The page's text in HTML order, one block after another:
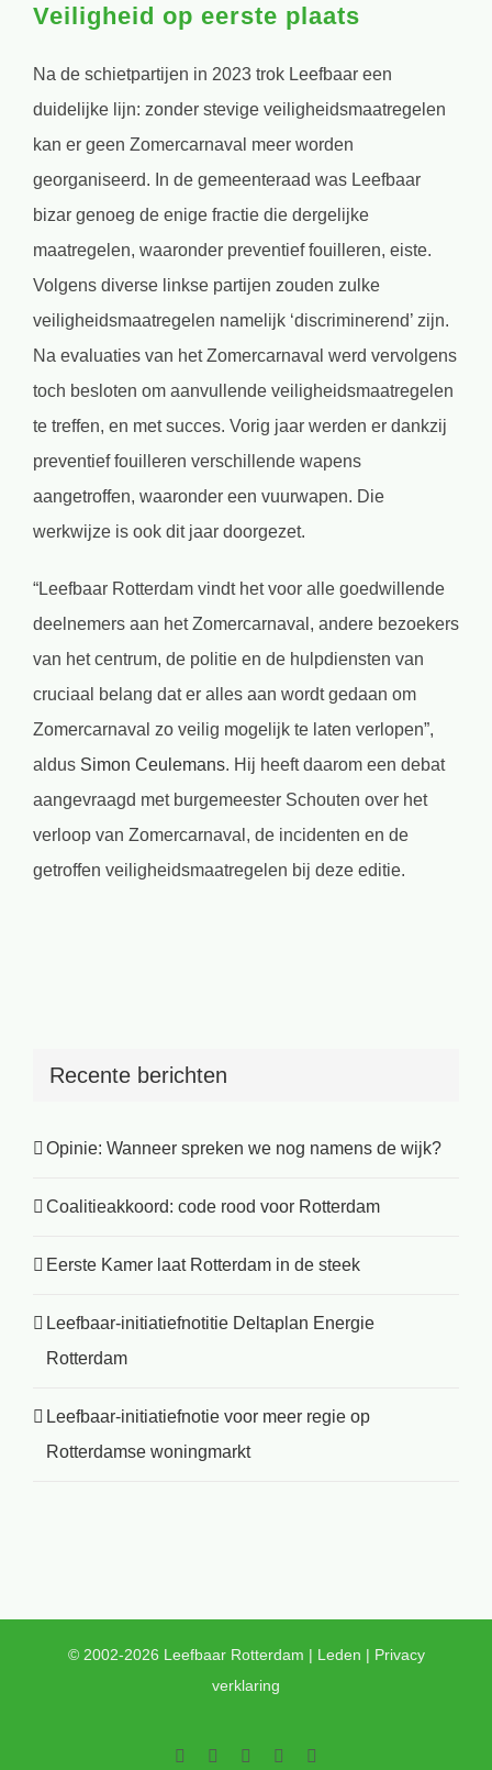
Veiligheid op eerste plaats
Na de schietpartijen in 2023 trok Leefbaar een
duidelijke lijn: zonder stevige veiligheidsmaatregelen
kan er geen Zomercarnaval meer worden
georganiseerd. In de gemeenteraad was Leefbaar
bizar genoeg de enige fractie die dergelijke
maatregelen, waaronder preventief fouilleren, eiste.
Volgens diverse linkse partijen zouden zulke
veiligheidsmaatregelen namelijk ‘discriminerend’ zijn.
Na evaluaties van het Zomercarnaval werd vervolgens
toch besloten om aanvullende veiligheidsmaatregelen
te treffen, en met succes. Vorig jaar werden er dankzij
preventief fouilleren verschillende wapens
aangetroffen, waaronder een vuurwapen. Die
werkwijze is ook dit jaar doorgezet.
“Leefbaar Rotterdam vindt het voor alle goedwillende
deelnemers aan het Zomercarnaval, andere bezoekers
van het centrum, de politie en de hulpdiensten van
cruciaal belang dat er alles aan wordt gedaan om
Zomercarnaval zo veilig mogelijk te laten verlopen”,
aldus Simon Ceulemans. Hij heeft daarom een debat
aangevraagd met burgemeester Schouten over het
verloop van Zomercarnaval, de incidenten en de
getroffen veiligheidsmaatregelen bij deze editie.
Recente berichten
Opinie: Wanneer spreken we nog namens de wijk?
Coalitieakkoord: code rood voor Rotterdam
Eerste Kamer laat Rotterdam in de steek
Leefbaar-initiatiefnotitie Deltaplan Energie
Rotterdam
Leefbaar-initiatiefnotie voor meer regie op
Rotterdamse woningmarkt
© 2002-2026 Leefbaar Rotterdam | Leden | Privacy
verklaring
Facebook
TwitterYouTubeLinkedIn